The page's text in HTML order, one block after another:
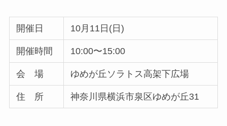
開催日 10月11日(日)
開催時間 10:00〜15:00
会 場 ゆめが丘ソラトス高架下広場
住 所 神奈川県横浜市泉区ゆめが丘31